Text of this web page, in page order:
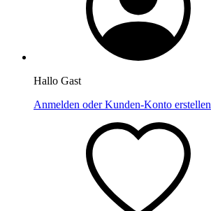
Hallo Gast
Anmelden oder Kunden-Konto erstellen